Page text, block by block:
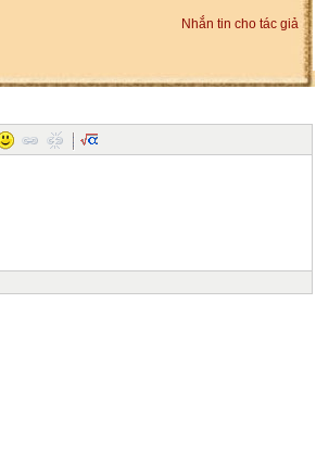
Nhắn tin cho tác giả